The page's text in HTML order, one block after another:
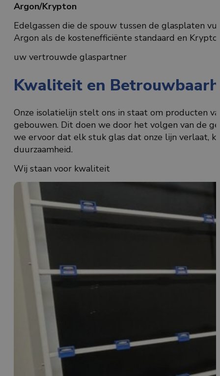
Argon/Krypton
Edelgassen die de spouw tussen de glasplaten
Argon als de kostenefficiënte standaard en
uw vertrouwde glaspartner
Kwaliteit en
Onze isolatielijn stelt ons in staat om producten
gebouwen. Dit doen we door het volgen van de
we ervoor dat elk stuk glas dat onze lijn verlaat,
duurzaamheid.
Wij staan voor kwaliteit